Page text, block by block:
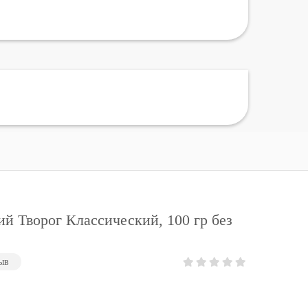
Творог Классический, 100 гр без